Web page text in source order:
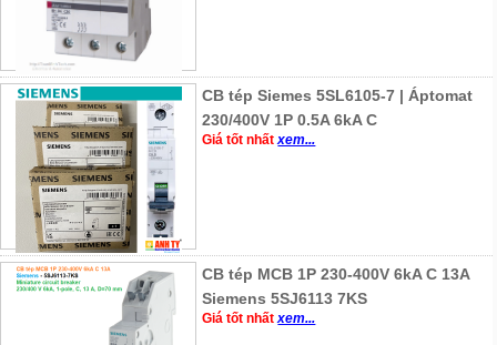
CB tép Siemes 5SL6105-7 | Áptomat
230/400V 1P 0.5A 6kA C
Giá tốt nhấtxem...
CB tép MCB 1P 230-400V 6kA C 13A
Siemens 5SJ6113 7KS
Giá tốt nhấtxem...